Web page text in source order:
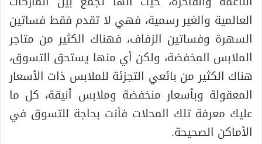
العالمية والغير رسمية، فهي لا تقدم فقط فساتين
السهرة وفساتين الزفاف، فهناك الكثير من متاجر
الملابس المخفضة، ولكن أي منها يستحق التسوق،
هناك الكثير من بائعي التجزئة للملابس ذات الأسعار
المعقولة وبأسعار منخفضة وملابس أنيقة، كل ما
عليك معرفة تلك المحلات فأنت بحاجة للتسوق في
الأماكن الصحيحة.